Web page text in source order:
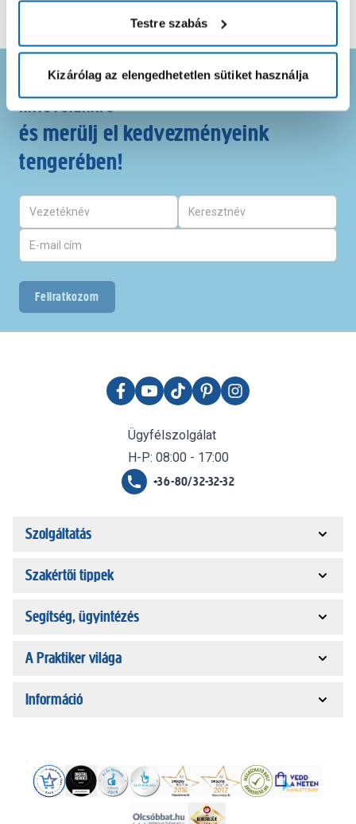
Testre szabás
Kizárólag az elengedhetetlen sütiket használja
Ne maradj le semmiről! Iratkozz fel
hírlevelünkre
és merülj el kedvezményeink
tengerében!
Feliratkozom
Ügyfélszolgálat
H-P: 08:00 - 17:00
+36-80/32-32-32
Szolgáltatás
Szakértői tippek
Segítség, ügyintézés
A Praktiker világa
Információ